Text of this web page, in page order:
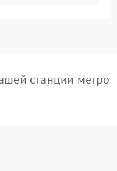
станции метро